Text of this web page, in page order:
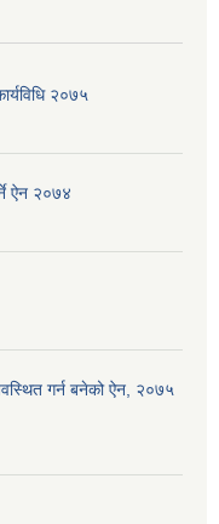
२०७५
ऐन २०७४
गर्न बनेको ऐन, २०७५